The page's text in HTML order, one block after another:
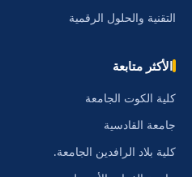
التقنية والحلول الرقمية
الأكثر متابعة
كلية الكوت الجامعة
جامعة القادسية
كلية بلاد الرافدين الجامعة.